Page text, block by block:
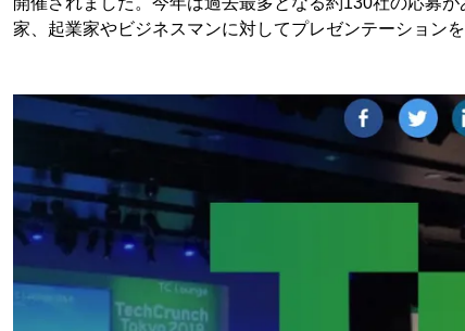
家、起業家やビジネスマンに対してプレゼンテーションを